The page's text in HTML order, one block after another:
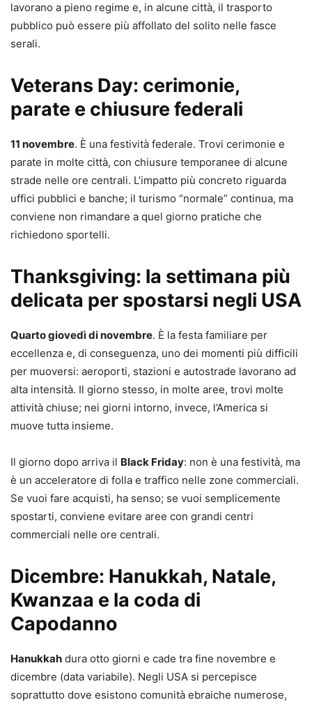
lavorano a pieno regime e, in alcune città, il trasporto
pubblico può essere più affollato del solito nelle fasce
serali.
Veterans Day: cerimonie,
parate e chiusure federali
11 novembre. È una festività federale. Trovi cerimonie e
parate in molte città, con chiusure temporanee di alcune
strade nelle ore centrali. L’impatto più concreto riguarda
uffici pubblici e banche; il turismo “normale” continua, ma
conviene non rimandare a quel giorno pratiche che
richiedono sportelli.
Thanksgiving: la settimana più
delicata per spostarsi negli USA
Quarto giovedì di novembre. È la festa familiare per
eccellenza e, di conseguenza, uno dei momenti più difficili
per muoversi: aeroporti, stazioni e autostrade lavorano ad
alta intensità. Il giorno stesso, in molte aree, trovi molte
attività chiuse; nei giorni intorno, invece, l’America si
muove tutta insieme.
Il giorno dopo arriva il Black Friday: non è una festività, ma
è un acceleratore di folla e traffico nelle zone commerciali.
Se vuoi fare acquisti, ha senso; se vuoi semplicemente
spostarti, conviene evitare aree con grandi centri
commerciali nelle ore centrali.
Dicembre: Hanukkah, Natale,
Kwanzaa e la coda di
Capodanno
Hanukkah dura otto giorni e cade tra fine novembre e
dicembre (data variabile). Negli USA si percepisce
soprattutto dove esistono comunità ebraiche numerose,